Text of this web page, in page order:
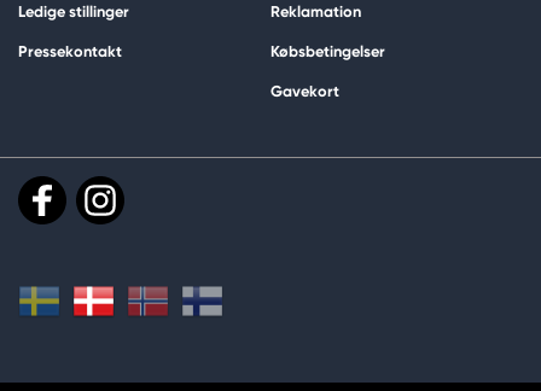
Ledige stillinger
Pressekontakt
Reklamation
Købsbetingelser
Gavekort